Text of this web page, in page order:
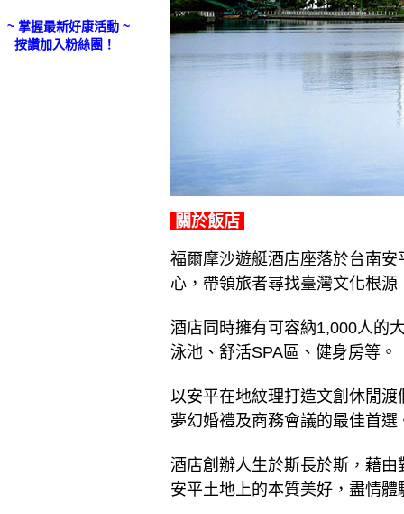
~ 掌握最新好康活動 ~
按讚加入粉絲團！
關於飯店
福爾摩沙遊艇酒店座落於台南
心，帶領旅者尋找臺灣文化根
酒店同時擁有可容納1,000人的
泳池、舒活SPA區、健身房等。
以安平在地紋理打造文創休閒
夢幻婚禮及商務會議的最佳首選
酒店創辦人生於斯長於斯，藉
安平土地上的本質美好，盡情體